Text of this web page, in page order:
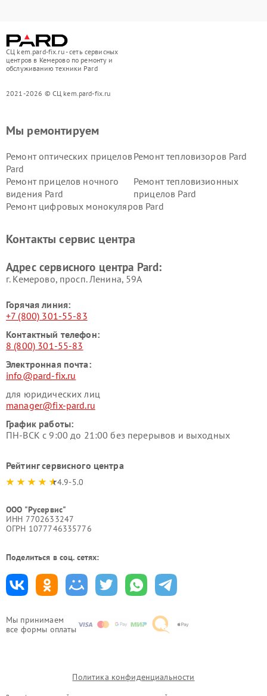
СЦ kem.pard-fix.ru - сеть сервисных
центров в Кемерово по ремонту и
обслуживанию техники Pard
2021-2026 © СЦ kem.pard-fix.ru
Мы принимаем
все формы оплаты
Мы ремонтируем
Ремонт оптических прицелов
Pard
Ремонт тепловизоров Pard
Ремонт прицелов ночного
видения Pard
Ремонт тепловизионных
прицелов Pard
Ремонт цифровых монокуляров Pard
Контакты сервис центра
Адрес сервисного центра Pard:
г. Кемерово, просп. Ленина, 59А
Горячая линия:
+7 (800) 301-55-83
Контактный телефон:
8 (800) 301-55-83
Электронная почта:
info@pard-fix.ru
для юридических лиц
manager@fix-pard.ru
График работы:
ПН-ВСК с 9:00 до 21:00 без перерывов и выходных
Рейтинг сервисного центра
4.9-5.0
ООО "Русервис"
ИНН 7702633247
ОГРН 1077746335776
Поделиться в соц. сетях:
Политика конфиденциальности